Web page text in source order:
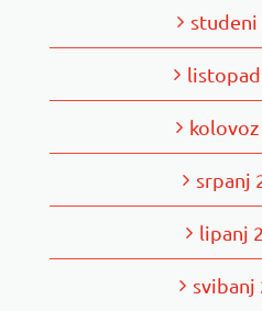
studeni
listopad
kolovoz
srpanj
lipanj
svibanj